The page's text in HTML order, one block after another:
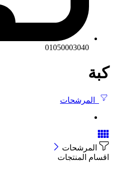
01050003040
كبة
المرشحات
المرشحات
اقسام المنتجات